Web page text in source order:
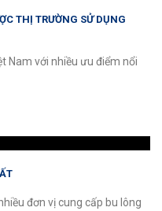
THỊ TRƯỜNG SỬ DỤNG
Nam với nhiều ưu điểm nổi
đơn vị cung cấp bu lông